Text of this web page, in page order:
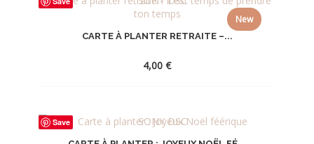
CARTE À PLANTER RETRAITE –...
4,00 €
New
Save